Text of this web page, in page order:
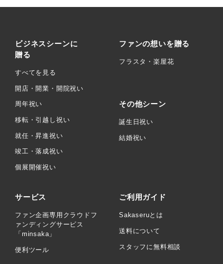
ビジネスシーンに
贈る
すべてを見る
開店・開業・開院祝い
周年祝い
移転・引越し祝い
就任・昇進祝い
竣工・落成祝い
個展開催祝い
ファンの想いを贈る
フラスタ・楽屋花
その他シーン
誕生日祝い
結婚祝い
サービス
ファン企画専用クラウドフ
ァンディングサービス
「minsaka」
便利ツール
ご利用ガイド
Sakaseruとは
送料について
スタッフに無料相談